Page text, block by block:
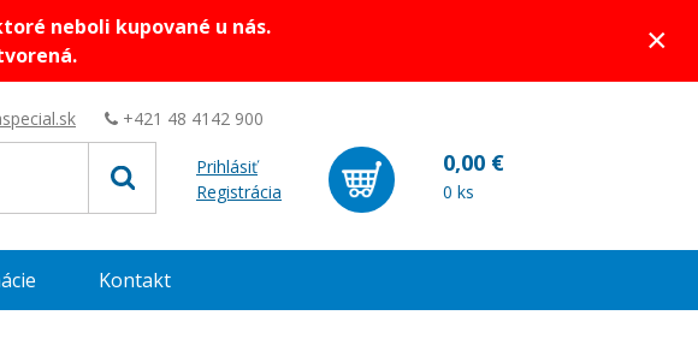
neboli kupované u nás.
×
+421 48 4142 900
Prihlásiť
Registrácia
0,00 €
0 ks
Kontakt